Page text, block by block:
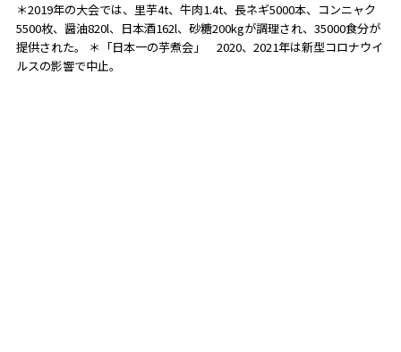
＊2019年の大会では、里芋4t、牛肉1.4t、長ネギ5000本、コンニャク
5500枚、醤油820l、日本酒162l、砂糖200kgが調理され、35000食分が
提供された。 ＊「日本一の芋煮会」 2020、2021年は新型コロナウイ
ルスの影響で中止。